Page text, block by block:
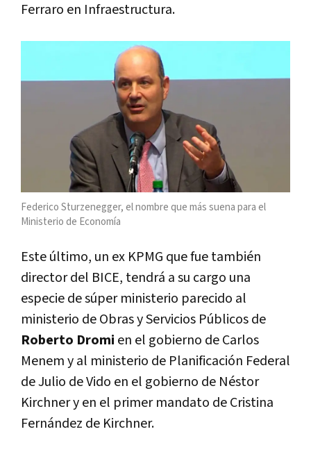
Ferraro en Infraestructura.
Federico Sturzenegger, el nombre que más suena para el
Ministerio de Economía
Este último, un ex KPMG que fue también
director del BICE, tendrá a su cargo una
especie de súper ministerio parecido al
ministerio de Obras y Servicios Públicos de
Roberto Dromi en el gobierno de Carlos
Menem y al ministerio de Planificación Federal
de Julio de Vido en el gobierno de Néstor
Kirchner y en el primer mandato de Cristina
Fernández de Kirchner.